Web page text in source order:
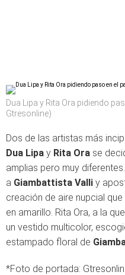
Dua Lipa y Rita Ora pidiendo
Gtresonline)
Dos de las artistas más
Dua Lipa y Rita Ora se
amplias pero muy
a Giambattista Valli y
creación de aire nupcial
en amarillo. Rita Ora, a la
un vestido multicolor,
estampado floral de
*Foto de portada: